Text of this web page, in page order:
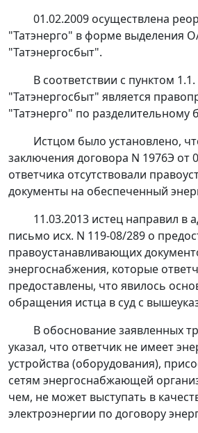
01.02.2009 осуществлена
"Татэнерго" в форме выделения
"Татэнергосбыт".
В соответствии с пунктом
"Татэнергосбыт" является
"Татэнерго" по разделительному
Истцом было установлено,
заключения договора N 1976Э от
ответчика отсутствовали
документы на обеспеченный
11.03.2013 истец направил в
письмо исх. N 119-08/289 о
правоустанавливающих
энергоснабжения, которые
предоставлены, что явилось
обращения истца в суд с
В обоснование заявленных
указал, что ответчик не имеет
устройства (оборудования),
сетям энергоснабжающей
чем, не может выступать в
электроэнергии по договору